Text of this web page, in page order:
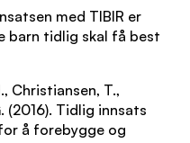
med TIBIR er
barn tidlig skal få best
Christiansen, T.,
(2016). Tidlig innsats
å forebygge og